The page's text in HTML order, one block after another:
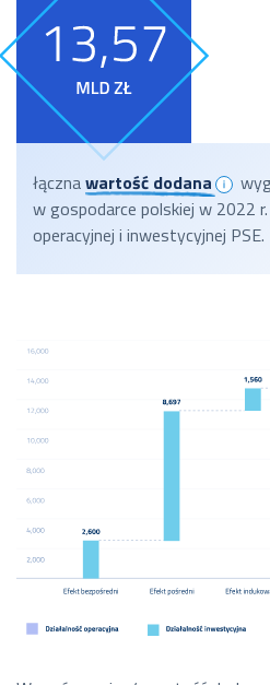
łącznawartość dodana
w gospodarce polskiej w 2022 r.
operacyjnej i inwestycyjnej PSE.